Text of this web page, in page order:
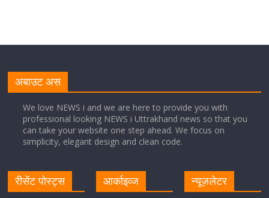
Cabinet Baithak: उत्तराखंड में श्रमिकों को हर महीने 7 तारीख
तक मिलेगी मजदूरी, ओवरटाइम पर मिलेगा दोगुना भुगतान
अबाउट अस
We love NEWS i and we are here to provide you with
professional looking NEWS i Uttrakhand news so that you
can take your website one step ahead. We focus on
simplicity, elegant design and clean code.
रीसेंट पोस्ट्स आर्काइव्ज न्यूज़लेटर